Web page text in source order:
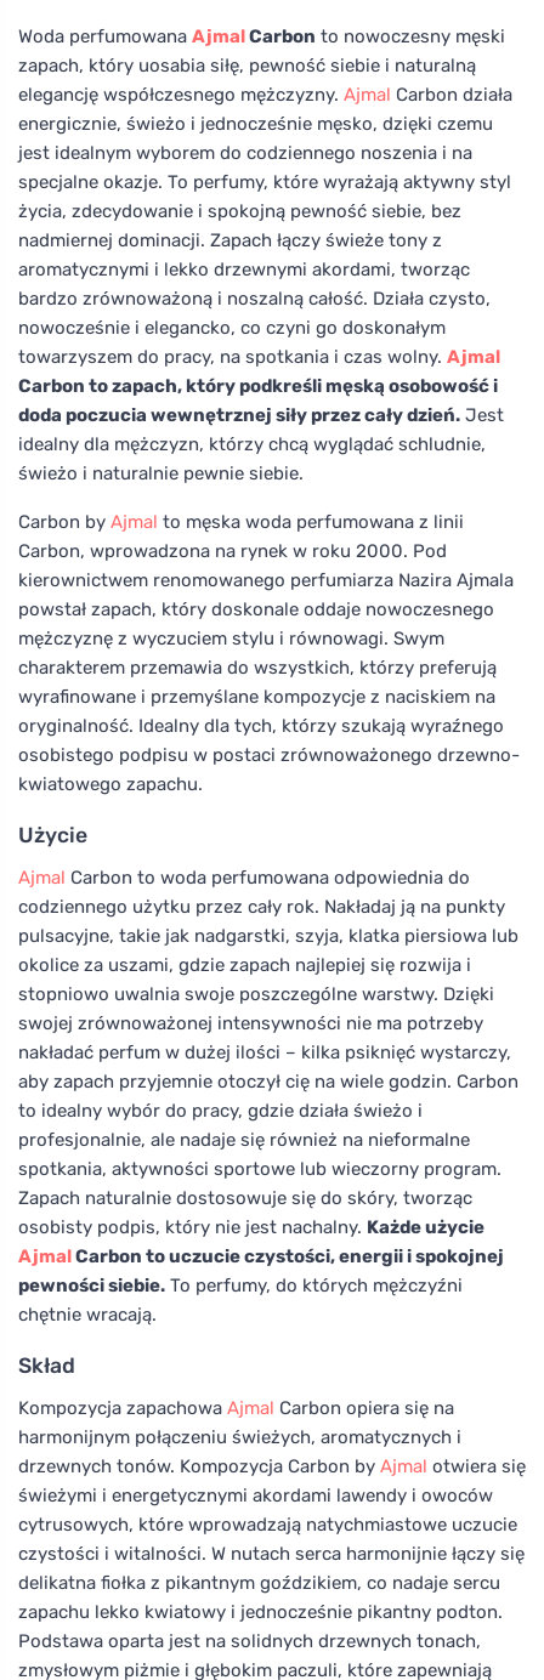
Woda perfumowana AjmalCarbon to nowoczesny męski
zapach, który uosabia siłę, pewność siebie i naturalną
elegancję współczesnego mężczyzny. Ajmal Carbon działa
energicznie, świeżo i jednocześnie męsko, dzięki czemu
jest idealnym wyborem do codziennego noszenia i na
specjalne okazje. To perfumy, które wyrażają aktywny styl
życia, zdecydowanie i spokojną pewność siebie, bez
nadmiernej dominacji. Zapach łączy świeże tony z
aromatycznymi i lekko drzewnymi akordami, tworząc
bardzo zrównoważoną i noszalną całość. Działa czysto,
nowocześnie i elegancko, co czyni go doskonałym
towarzyszem do pracy, na spotkania i czas wolny. Ajmal
Carbon to zapach, który podkreśli męską osobowość i
doda poczucia wewnętrznej siły przez cały dzień. Jest
idealny dla mężczyzn, którzy chcą wyglądać schludnie,
świeżo i naturalnie pewnie siebie.
Carbon by Ajmal to męska woda perfumowana z linii
Carbon, wprowadzona na rynek w roku 2000. Pod
kierownictwem renomowanego perfumiarza Nazira Ajmala
powstał zapach, który doskonale oddaje nowoczesnego
mężczyznę z wyczuciem stylu i równowagi. Swym
charakterem przemawia do wszystkich, którzy preferują
wyrafinowane i przemyślane kompozycje z naciskiem na
oryginalność. Idealny dla tych, którzy szukają wyraźnego
osobistego podpisu w postaci zrównoważonego drzewno-
kwiatowego zapachu.
Użycie
Ajmal Carbon to woda perfumowana odpowiednia do
codziennego użytku przez cały rok. Nakładaj ją na punkty
pulsacyjne, takie jak nadgarstki, szyja, klatka piersiowa lub
okolice za uszami, gdzie zapach najlepiej się rozwija i
stopniowo uwalnia swoje poszczególne warstwy. Dzięki
swojej zrównoważonej intensywności nie ma potrzeby
nakładać perfum w dużej ilości – kilka psiknięć wystarczy,
aby zapach przyjemnie otoczył cię na wiele godzin. Carbon
to idealny wybór do pracy, gdzie działa świeżo i
profesjonalnie, ale nadaje się również na nieformalne
spotkania, aktywności sportowe lub wieczorny program.
Zapach naturalnie dostosowuje się do skóry, tworząc
osobisty podpis, który nie jest nachalny. Każde użycie
AjmalCarbon to uczucie czystości, energii i spokojnej
pewności siebie. To perfumy, do których mężczyźni
chętnie wracają.
Skład
Kompozycja zapachowa Ajmal Carbon opiera się na
harmonijnym połączeniu świeżych, aromatycznych i
drzewnych tonów. Kompozycja Carbon by Ajmal otwiera się
świeżymi i energetycznymi akordami lawendy i owoców
cytrusowych, które wprowadzają natychmiastowe uczucie
czystości i witalności. W nutach serca harmonijnie łączy się
delikatna fiołka z pikantnym goździkiem, co nadaje sercu
zapachu lekko kwiatowy i jednocześnie pikantny podton.
Podstawa oparta jest na solidnych drzewnych tonach,
zmysłowym piżmie i głębokim paczuli, które zapewniają